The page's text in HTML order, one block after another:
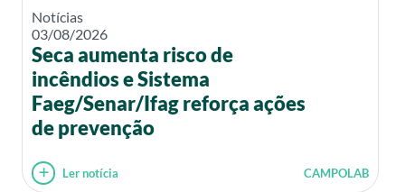
Notícias
03/08/2026
Seca aumenta risco de
incêndios e Sistema
Faeg/Senar/Ifag reforça ações
de prevenção
Ler notícia CAMPOLAB